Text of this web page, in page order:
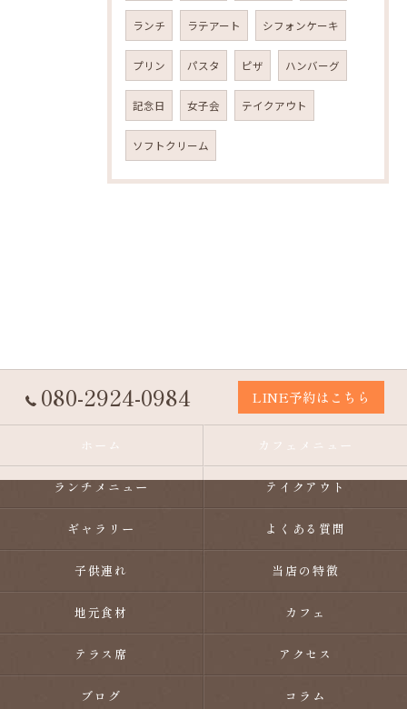
ランチ ラテアート シフォンケーキ
プリン パスタ ピザ ハンバーグ
記念日 女子会 テイクアウト
ソフトクリーム
080-2924-0984 LINE予約はこちら
ホーム カフェメニュー
ランチメニュー テイクアウト
ギャラリー よくある質問
子供連れ 当店の特徴
地元食材 カフェ
テラス席 アクセス
ブログ コラム